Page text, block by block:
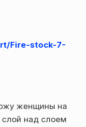
Fire-stock-7-
женщины на
над слоем